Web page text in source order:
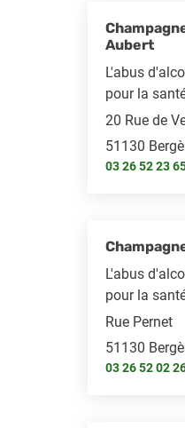
Aubert
L'abus
pour la
20 Rue de
51130
03 26 52 23
L'abus
pour la
Rue Pernet
51130
03 26 52 02